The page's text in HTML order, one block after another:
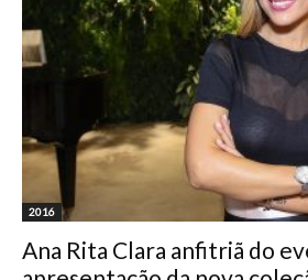
2016
Ana Rita Clara anfitriã do